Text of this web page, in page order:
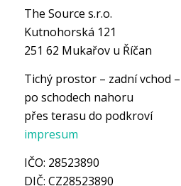
The Source s.r.o.
Kutnohorská 121
251 62 Mukařov u Říčan
Tichý prostor – zadní vchod –
po schodech nahoru
přes terasu do podkroví
impresum
IČO: 28523890
DIČ: CZ28523890